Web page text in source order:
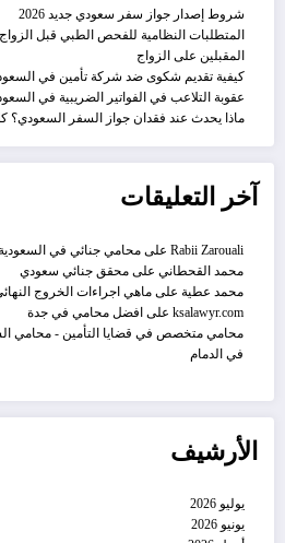
شروط إصدار جواز سفر سعودي جديد 2026
المتطلبات النظامية للفحص الطبي قبل
المقبلين على الزواج
كيفية تقديم شكوى ضد شركة تأمين في
عقوبة التلاعب في الفواتير الضريبية في
ماذا يحدث عند فقدان جواز السفر السعودي؟
آخر التعليقات
Rabii Zarouali علىمحامي جنائي في
محمد القحطاني علىمحقق جنائي سعودي
محمد عطية علىماهي اجراءات الخروج
ksalawyr.com علىافضل محامي في جدة
محامي متخصص في قضايا التأمين - محامي
في الدمام
الأرشيف
يوليو 2026
يونيو 2026